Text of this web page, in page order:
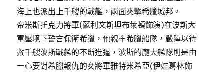
海上也派出上千艘的戰艦，兩面夾擊希臘城邦。
帝米斯托克力將軍(蘇利文斯坦布萊頓飾演)在波斯大
軍壓境下誓言保衛希臘，他親率希臘船隊，嚴陣以待
數千艘波斯戰艦的不斷進逼，波斯的龐大艦隊則是由
一心要對希臘報仇的女將軍雅特米希亞(伊娃葛林飾